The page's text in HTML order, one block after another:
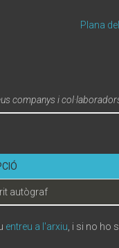
Plana
companys i
autògraf
entreu a l'arxiu , i si no ho